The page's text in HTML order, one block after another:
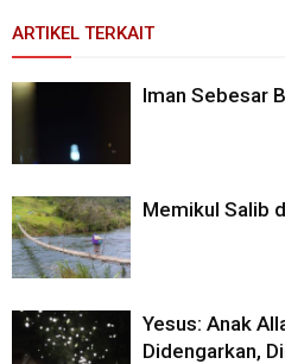
ARTIKEL TERKAIT
Iman Sebesar
Memikul Salib
Yesus: Anak
Didengarkan,